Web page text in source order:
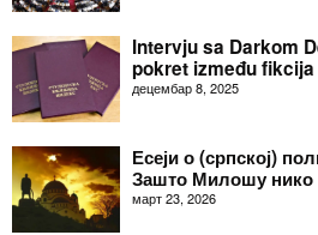
Intervju sa Darkom
pokret između
децембар 8, 2025
Есеји о (српској)
Зашто Милошу нико
март 23, 2026